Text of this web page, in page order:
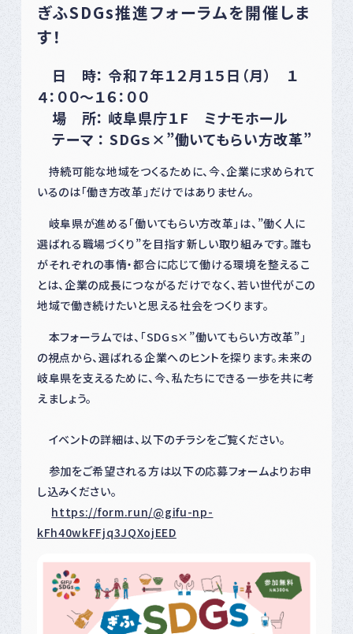
ぎふSDGs推進フォーラムを開催しま
す！
日 時： 令和７年１２月１５日（月） １
４：００〜１６：００
場 所： 岐阜県庁１F ミナモホール
テーマ ： SDGｓ×”働いてもらい方改革”
持続可能な地域をつくるために、今、企業に求められて
いるのは「働き方改革」だけではありません。
岐阜県が進める「働いてもらい方改革」は、”働く人に
選ばれる職場づくり”を目指す新しい取り組みです。誰も
がそれぞれの事情・都合に応じて働ける環境を整えるこ
とは、企業の成長につながるだけでなく、若い世代がこの
地域で働き続けたいと思える社会をつくります。
本フォーラムでは、「SDGｓ×”働いてもらい方改革”」
の視点から、選ばれる企業へのヒントを探ります。未来の
岐阜県を支えるために、今、私たちにできる一歩を共に考
えましょう。
イベントの詳細は、以下のチラシをご覧ください。
参加をご希望される方は以下の応募フォームよりお申
し込みください。
https://form.run/@gifu-np-
kFh40wkFFjq3JQXojEED